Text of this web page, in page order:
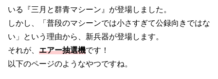
いる『三月と群青マシーン』が登場しました。
しかし、「普段のマシーンでは小さすぎて公録向きではな
い」という理由から、新兵器が登場します。
それが、 エアー抽選機です！
以下のページのようなやつですね。